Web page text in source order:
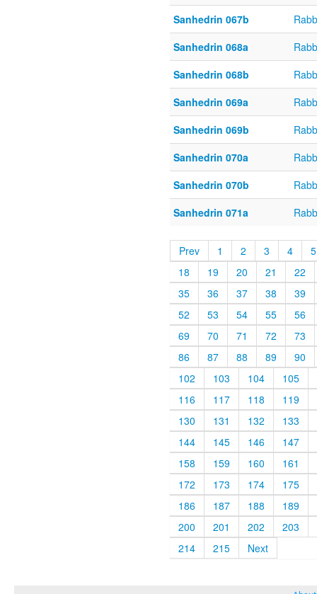
Sanhedrin 067b
Sanhedrin 068a
Sanhedrin 068b
Sanhedrin 069a
Sanhedrin 069b
Sanhedrin 070a
Sanhedrin 070b
Sanhedrin 071a
Prev 1 2 3 4
5
18
19 20 21
22
35
36 37 38
39
52
53 54 55
56
69
70 71 72
73
86
87 88 89
90
102
103 104
105
116
117 118
119
130
131 132
133
144
145 146
147
158
159 160
161
172
173 174
175
186
187 188
189
200
201 202
203
214
215 Next